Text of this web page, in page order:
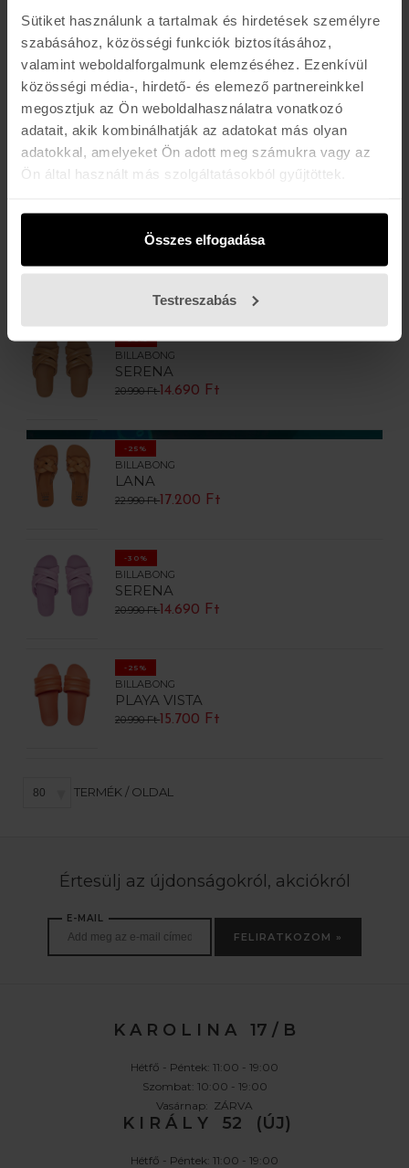
Sütiket használunk a tartalmak és hirdetések személyre
szabásához, közösségi funkciók biztosításához,
valamint weboldalforgalmunk elemzéséhez. Ezenkívül
közösségi média-, hirdető- és elemező partnereinkkel
megosztjuk az Ön weboldalhasználatra vonatkozó
adatait, akik kombinálhatják az adatokat más olyan
adatokkal, amelyeket Ön adott meg számukra vagy az
Ön által használt más szolgáltatásokból gyűjtöttek.
Összes elfogadása
Testreszabás
BILLABONG
PLAYA VISTA
20.990 Ft 14.690 Ft
BILLABONG
SERENA
-30%
BILLABONG
SERENA
20.990 Ft 14.690 Ft
-25%
BILLABONG
LANA
22.990 Ft 17.200 Ft
-30%
BILLABONG
SERENA
20.990 Ft 14.690 Ft
-25%
BILLABONG
PLAYA VISTA
20.990 Ft 15.700 Ft
TERMÉK / OLDAL
Értesülj az újdonságokról, akciókról
E-MAIL
FELIRATKOZOM »
K A R O L I N A 17 / B
Hétfő - Péntek: 11:00 - 19:00
Szombat: 10:00 - 19:00
Vasárnap: ZÁRVA
K I R Á L Y 52 (ÚJ)
Hétfő - Péntek: 11:00 - 19:00